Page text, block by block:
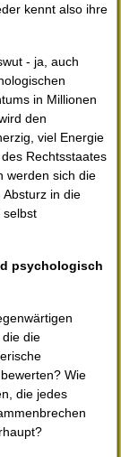
kennt also ihre
- ja, auch
in Millionen
den
viel Energie
Rechtsstaates
werden sich die
in die
selbst
psychologisch
die
Wie
die jedes